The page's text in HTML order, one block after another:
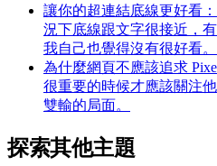
讓你的超連結底線更好看：
況下底線跟文字很接近，
我自己也覺得沒有很好看。
為什麼網頁不應該追求
很重要的時候才應該關注
雙輸的局面。
探索其他主題